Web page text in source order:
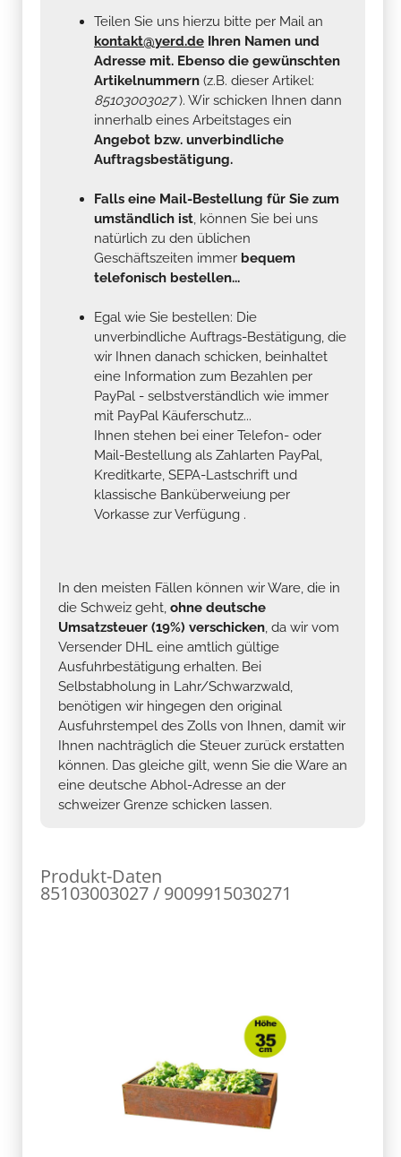
Teilen Sie uns hierzu bitte per Mail an
kontakt@yerd.de Ihren Namen und
Adresse mit. Ebenso die gewünschten
Artikelnummern (z.B. dieser Artikel:
85103003027). Wir schicken Ihnen dann
innerhalb eines Arbeitstages ein
Angebot bzw. unverbindliche
Auftragsbestätigung.
Falls eine Mail-Bestellung für Sie zum
umständlich ist, können Sie bei uns
natürlich zu den üblichen
Geschäftszeiten immer bequem
telefonisch bestellen...
Egal wie Sie bestellen: Die
unverbindliche Auftrags-Bestätigung, die
wir Ihnen danach schicken, beinhaltet
eine Information zum Bezahlen per
PayPal - selbstverständlich wie immer
mit PayPal Käuferschutz...
Ihnen stehen bei einer Telefon- oder
Mail-Bestellung als Zahlarten PayPal,
Kreditkarte, SEPA-Lastschrift und
klassische Banküberweiung per
Vorkasse zur Verfügung .
In den meisten Fällen können wir Ware, die in
die Schweiz geht, ohne deutsche
Umsatzsteuer (19%) verschicken, da wir vom
Versender DHL eine amtlich gültige
Ausfuhrbestätigung erhalten. Bei
Selbstabholung in Lahr/Schwarzwald,
benötigen wir hingegen den original
Ausfuhrstempel des Zolls von Ihnen, damit wir
Ihnen nachträglich die Steuer zurück erstatten
können. Das gleiche gilt, wenn Sie die Ware an
eine deutsche Abhol-Adresse an der
schweizer Grenze schicken lassen.
Produkt-Daten
85103003027 / 9009915030271